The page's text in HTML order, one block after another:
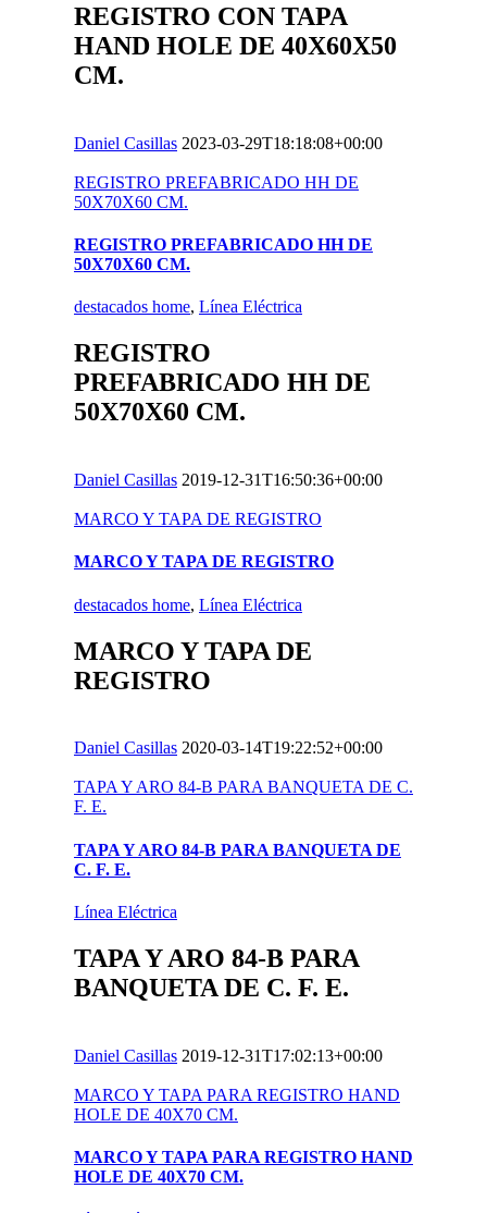
REGISTRO CON TAPA
HAND HOLE DE 40X60X50
CM.
Daniel Casillas 2023-03-29T18:18:08+00:00
REGISTRO PREFABRICADO HH DE
50X70X60 CM.
REGISTRO PREFABRICADO HH DE
50X70X60 CM.
destacados home, Línea Eléctrica
REGISTRO
PREFABRICADO HH DE
50X70X60 CM.
Daniel Casillas 2019-12-31T16:50:36+00:00
MARCO Y TAPA DE REGISTRO
MARCO Y TAPA DE REGISTRO
destacados home, Línea Eléctrica
MARCO Y TAPA DE
REGISTRO
Daniel Casillas 2020-03-14T19:22:52+00:00
TAPA Y ARO 84-B PARA BANQUETA DE C.
F. E.
TAPA Y ARO 84-B PARA BANQUETA DE
C. F. E.
Línea Eléctrica
TAPA Y ARO 84-B PARA
BANQUETA DE C. F. E.
Daniel Casillas 2019-12-31T17:02:13+00:00
MARCO Y TAPA PARA REGISTRO HAND
HOLE DE 40X70 CM.
MARCO Y TAPA PARA REGISTRO HAND
HOLE DE 40X70 CM.